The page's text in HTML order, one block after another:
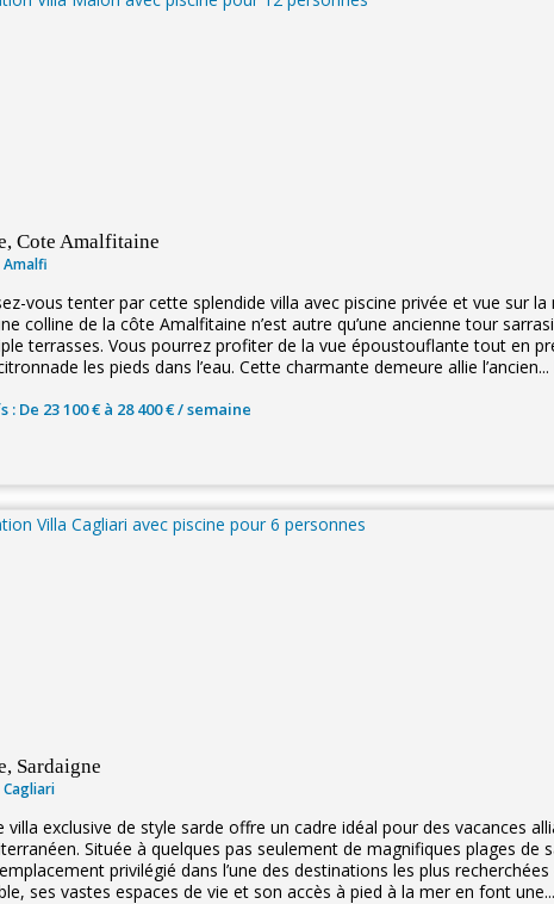
Cote Amalfitaine
Amalfi
vous tenter par cette splendide villa avec piscine privée et vue sur
colline de la côte Amalfitaine n’est autre qu’une ancienne tour
terrasses. Vous pourrez profiter de la vue époustouflante tout en
les pieds dans l’eau. Cette charmante demeure allie l’ancien...
: De 23 100 € à 28 400 € / semaine
Sardaigne
Cagliari
villa exclusive de style sarde offre un cadre idéal pour des vacances
Située à quelques pas seulement de magnifiques plages de
emplacement privilégié dans l’une des destinations les plus
ses vastes espaces de vie et son accès à pied à la mer en font une...